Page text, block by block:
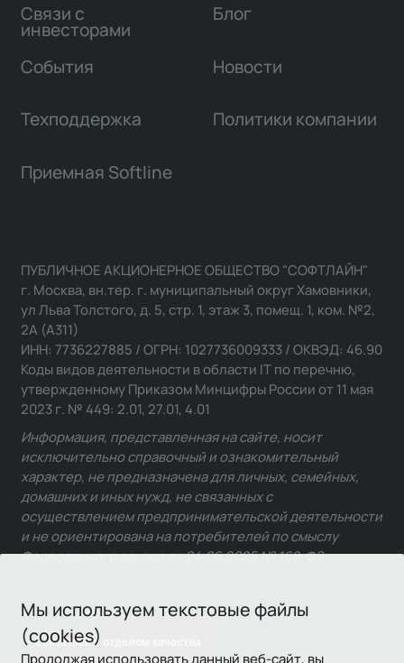
Мы используем текстовые файлы
(cookies)
Продолжая использовать данный веб-сайт, вы
Связи с
инвесторами
Блог
События Новости
Техподдержка Политики компании
Приемная Softline
Связаться с отделом качества
ПУБЛИЧНОЕ АКЦИОНЕРНОЕ ОБЩЕСТВО "СОФТЛАЙН"
г. Москва, вн.тер. г. муниципальный округ Хамовники,
ул Льва Толстого, д. 5, стр. 1, этаж 3, помещ. 1, ком. №2,
2А (А311)
ИНН: 7736227885 / ОГРН: 1027736009333 / ОКВЭД: 46.90
Коды видов деятельности в области IT по перечню,
утвержденному Приказом Минцифры России от 11 мая
2023 г. № 449: 2.01, 27.01, 4.01
Информация, представленная на сайте, носит
исключительно справочный и ознакомительный
характер, не предназначена для личных, семейных,
домашних и иных нужд, не связанных с
осуществлением предпринимательской деятельности
и не ориентирована на потребителей по смыслу
Федерального закона от 24.06.2025 № 168-ФЗ.